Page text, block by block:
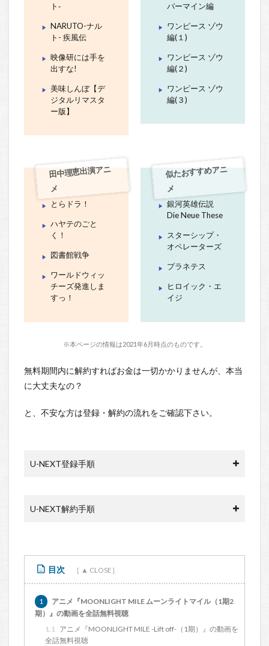
ト‐
NARUTO-ナル
ト- 疾風伝
映像研には手を
出すな!
美味しんぼ【デ
ジタルリマスタ
ー版】
バーマイン編
ワンピース ゾウ
編(１)
ワンピース ゾウ
編(２)
ワンピース ゾウ
編(３)
田中理恵出演アニ
メ
とらドラ！
ハヤテのごと
く！
図書館戦争
ワールドウィッ
チーズ発進しま
すっ！
似たおすすめアニ
メ
銀河英雄伝説
Die Neue These
スターシップ・
オペレーターズ
プラネテス
ヒロイック・エ
イジ
※本ページの情報は2021年6月時点のものです。
無料期間内に解約すればお金は一切かかりませんが、本当
に大丈夫なの？
と、不安な方は登録・解約の流れをご確認下さい。
U-NEXT登録手順
U-NEXT解約手順
目次
1
アニメ『MOONLIGHT MILE ムーンライトマイル（1期2
期）』の動画を全話無料視聴
1.1
アニメ『MOONLIGHT MILE -Lift off-（1期）』の動画を
全話無料視聴